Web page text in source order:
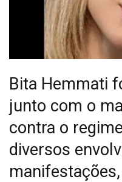
Bita Hemmati
junto com o
contra o
diversos